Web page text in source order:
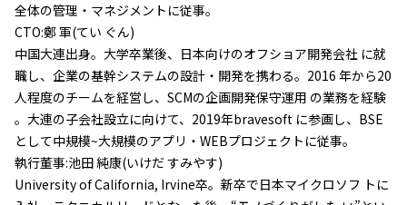
全体の管理・マネジメントに従事。
CTO:鄭 軍(てい ぐん)
中国大連出身。大学卒業後、日本向けのオフショア開発会社 に就
職し、企業の基幹システムの設計・開発を携わる。2016 年から20
人程度のチームを経営し、SCMの企画開発保守運用 の業務を経験
。大連の子会社設立に向けて、2019年bravesoft に参画し、BSE
として中規模~大規模のアプリ・WEBプロジェクトに従事。
執行董事:池田 純康(いけだ すみやす)
University of California, Irvine卒。新卒で日本マイクロソフ トに